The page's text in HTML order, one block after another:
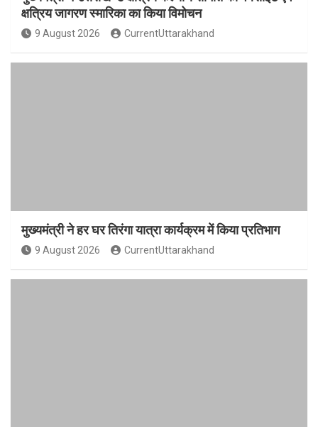
क्षत्रिय जागरण स्मारिका का किया विमोचन
9 August 2026 CurrentUttarakhand
मुख्यमंत्री ने हर घर तिरंगा यात्रा कार्यक्रम में किया प्रतिभाग
9 August 2026 CurrentUttarakhand